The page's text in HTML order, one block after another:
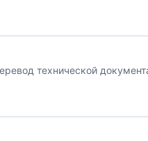
технической